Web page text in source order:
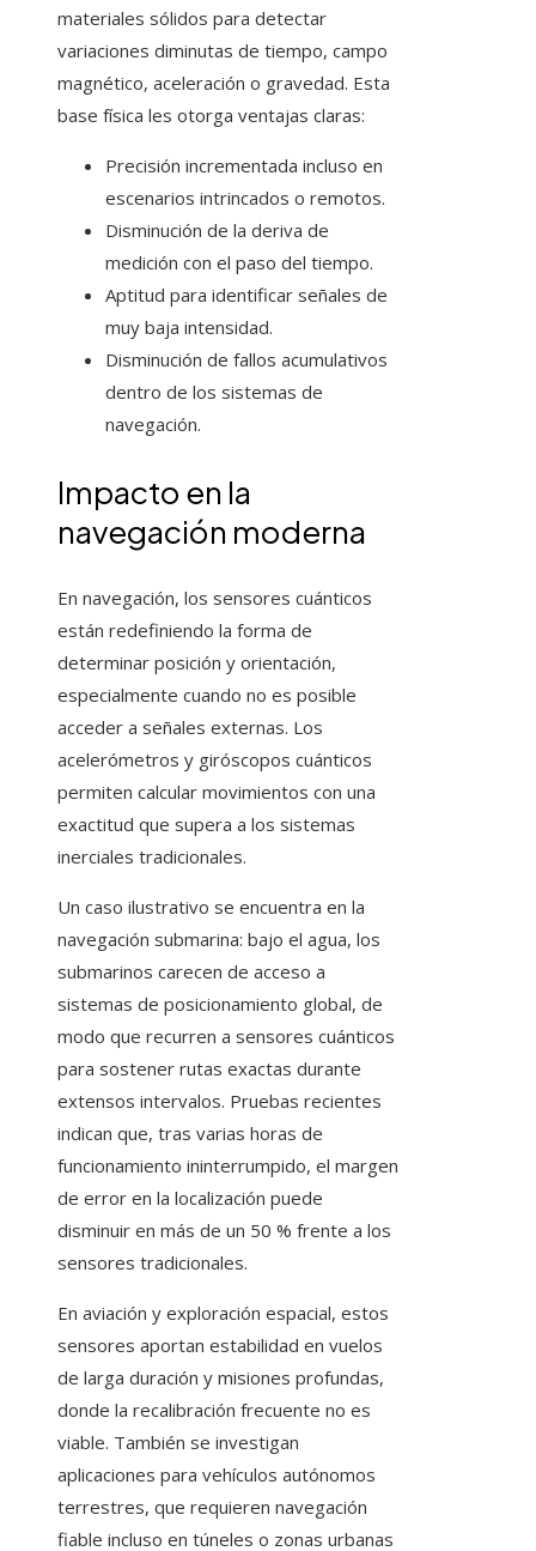
materiales sólidos para detectar
variaciones diminutas de tiempo, campo
magnético, aceleración o gravedad. Esta
base física les otorga ventajas claras:
Precisión incrementada incluso en
escenarios intrincados o remotos.
Disminución de la deriva de
medición con el paso del tiempo.
Aptitud para identificar señales de
muy baja intensidad.
Disminución de fallos acumulativos
dentro de los sistemas de
navegación.
Impacto en la
navegación moderna
En navegación, los sensores cuánticos
están redefiniendo la forma de
determinar posición y orientación,
especialmente cuando no es posible
acceder a señales externas. Los
acelerómetros y giróscopos cuánticos
permiten calcular movimientos con una
exactitud que supera a los sistemas
inerciales tradicionales.
Un caso ilustrativo se encuentra en la
navegación submarina: bajo el agua, los
submarinos carecen de acceso a
sistemas de posicionamiento global, de
modo que recurren a sensores cuánticos
para sostener rutas exactas durante
extensos intervalos. Pruebas recientes
indican que, tras varias horas de
funcionamiento ininterrumpido, el margen
de error en la localización puede
disminuir en más de un 50 % frente a los
sensores tradicionales.
En aviación y exploración espacial, estos
sensores aportan estabilidad en vuelos
de larga duración y misiones profundas,
donde la recalibración frecuente no es
viable. También se investigan
aplicaciones para vehículos autónomos
terrestres, que requieren navegación
fiable incluso en túneles o zonas urbanas